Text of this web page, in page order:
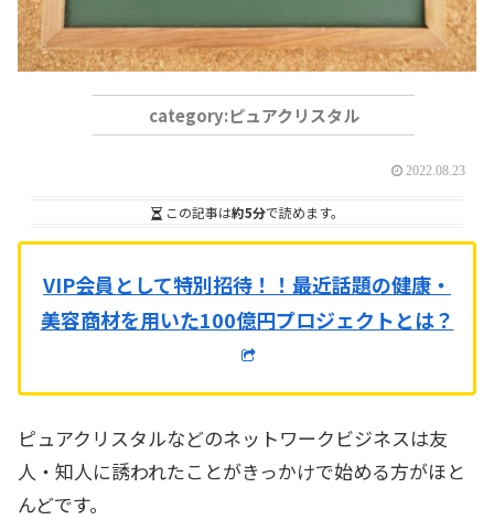
ピュアクリスタル
2022.08.23
この記事は約5分で読めます。
VIP会員として特別招待！！ 最近話題の健康・
美容商材を用いた100億円プロジェクトとは？
ピュアクリスタルなどのネットワークビジネスは友
人・知人に誘われたことがきっかけで始める方がほと
んどです。